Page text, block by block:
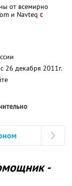
от всемирно
и Navteq с
26 декабря 2011г.
-